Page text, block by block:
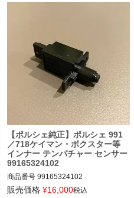
ポルシェ 981ケイマン ケイマン／ケイ
マンS／GT4 12-16
ポルシェ 981ボクスター ボクスター／
ボクスターS 12-16
【ポルシェ純正】ポルシェ 991
／718ケイマン・ボクスター等
インナー テンパチャー センサー
99165324102
商品番号 99165324102
販売価格 ¥16,000税込